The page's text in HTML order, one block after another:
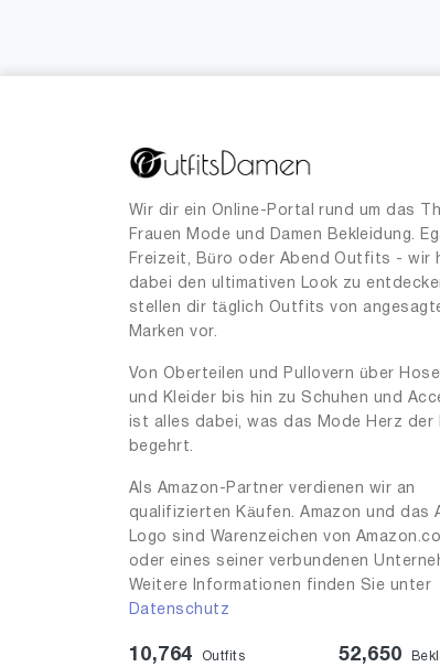
170 1
Wir dir ein Online-Portal rund um das
Frauen Mode und Damen Bekleidung.
Freizeit, Büro oder Abend Outfits - wir
dabei den ultimativen Look zu
stellen dir täglich Outfits von
Marken vor.
Von Oberteilen und Pullovern über
und Kleider bis hin zu Schuhen und
ist alles dabei, was das Mode Herz der
begehrt.
Als Amazon-Partner verdienen wir an
qualifizierten Käufen. Amazon und das
Logo sind Warenzeichen von
oder eines seiner verbundenen
Weitere Informationen finden Sie unter
Datenschutz
10,764 Outfits 52,650